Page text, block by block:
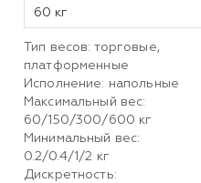
60 кг
Тип весов: торговые,
платформенные
Исполнение: напольные
Максимальный вес:
60/150/300/600 кг
Минимальный вес:
0.2/0.4/1/2 кг
Дискретность: